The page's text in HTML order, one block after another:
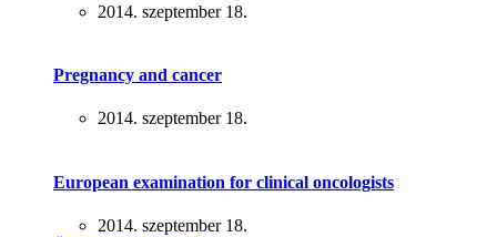
2014. szeptember 18.
Pregnancy and cancer
2014. szeptember 18.
European examination for clinical oncologists
2014. szeptember 18.